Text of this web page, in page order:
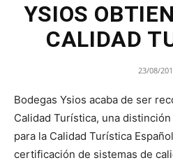
YSIOS
CALIDAD
23/08/
Bodegas Ysios acaba de ser
Calidad Turística, una
para la Calidad Turística
certificación de sistemas de